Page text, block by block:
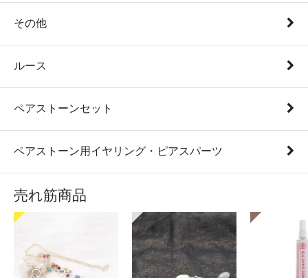
その他
ルース
ペアストーンセット
ペアストーン用イヤリング・ピアスパーツ
売れ筋商品